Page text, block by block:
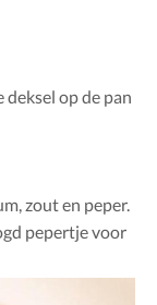
op de pan
zout en peper.
pepertje voor